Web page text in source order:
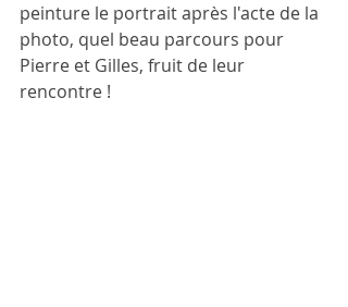
peinture le portrait après l'acte de la
photo, quel beau parcours pour
Pierre et Gilles, fruit de leur
rencontre !